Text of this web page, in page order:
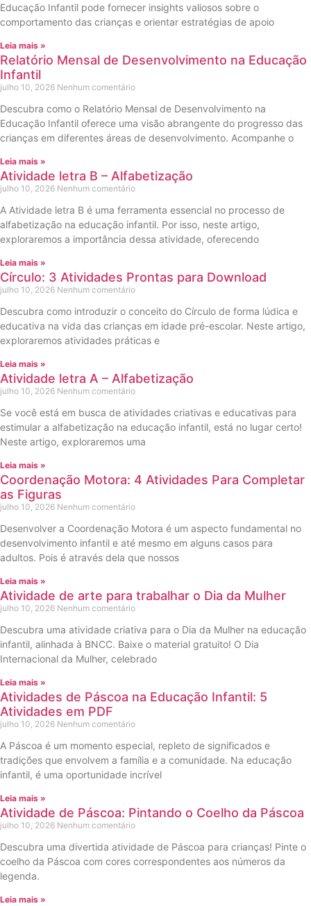
Educação Infantil pode fornecer insights valiosos sobre o
comportamento das crianças e orientar estratégias de apoio
Leia mais »
Relatório Mensal de Desenvolvimento na Educação
Infantil
julho 10, 2026 Nenhum comentário
Descubra como o Relatório Mensal de Desenvolvimento na
Educação Infantil oferece uma visão abrangente do progresso das
crianças em diferentes áreas de desenvolvimento. Acompanhe o
Leia mais »
Atividade letra B – Alfabetização
julho 10, 2026 Nenhum comentário
A Atividade letra B é uma ferramenta essencial no processo de
alfabetização na educação infantil. Por isso, neste artigo,
exploraremos a importância dessa atividade, oferecendo
Leia mais »
Círculo: 3 Atividades Prontas para Download
julho 10, 2026 Nenhum comentário
Descubra como introduzir o conceito do Círculo de forma lúdica e
educativa na vida das crianças em idade pré-escolar. Neste artigo,
exploraremos atividades práticas e
Leia mais »
Atividade letra A – Alfabetização
julho 10, 2026 Nenhum comentário
Se você está em busca de atividades criativas e educativas para
estimular a alfabetização na educação infantil, está no lugar certo!
Neste artigo, exploraremos uma
Leia mais »
Coordenação Motora: 4 Atividades Para Completar
as Figuras
julho 10, 2026 Nenhum comentário
Desenvolver a Coordenação Motora é um aspecto fundamental no
desenvolvimento infantil e até mesmo em alguns casos para
adultos. Pois é através dela que nossos
Leia mais »
Atividade de arte para trabalhar o Dia da Mulher
julho 10, 2026 Nenhum comentário
Descubra uma atividade criativa para o Dia da Mulher na educação
infantil, alinhada à BNCC. Baixe o material gratuito! O Dia
Internacional da Mulher, celebrado
Leia mais »
Atividades de Páscoa na Educação Infantil: 5
Atividades em PDF
julho 10, 2026 Nenhum comentário
A Páscoa é um momento especial, repleto de significados e
tradições que envolvem a família e a comunidade. Na educação
infantil, é uma oportunidade incrível
Leia mais »
Atividade de Páscoa: Pintando o Coelho da Páscoa
julho 10, 2026 Nenhum comentário
Descubra uma divertida atividade de Páscoa para crianças! Pinte o
coelho da Páscoa com cores correspondentes aos números da
legenda.
Leia mais »